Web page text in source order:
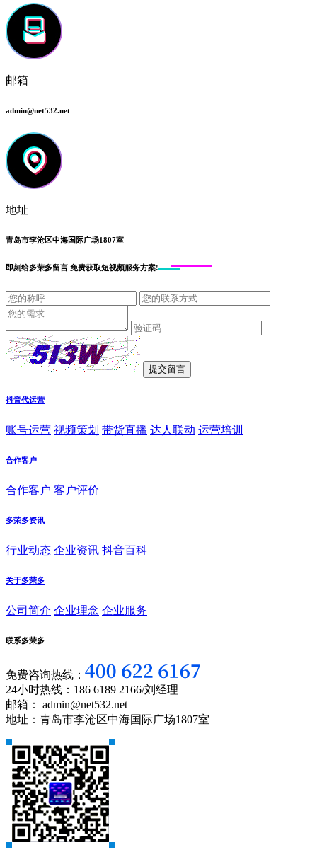
邮箱
admin@net532.net
地址
青岛市李沧区中海国际广场1807室
即刻给多荣多留言 免费获取短视频服务方案!
抖音代运营
账号运营 视频策划 带货直播 达人联动 运营培训
合作客户
合作客户 客户评价
多荣多资讯
行业动态 企业资讯 抖音百科
关于多荣多
公司简介 企业理念 企业服务
联系多荣多
免费咨询热线：
24小时热线：186 6189 2166/刘经理
邮箱： admin@net532.net
地址：青岛市李沧区中海国际广场1807室